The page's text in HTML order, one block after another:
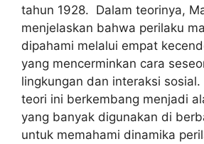
tahun 1928. Dalam teorinya,
menjelaskan bahwa perilaku
dipahami melalui empat
yang mencerminkan cara
lingkungan dan interaksi
teori ini berkembang menjadi
yang banyak digunakan di
untuk memahami dinamika